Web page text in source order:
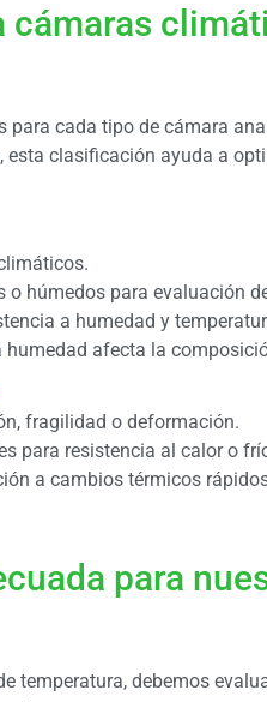
cada tipo de cámara
clasificación ayuda a
húmedos para evaluación
a humedad y
afecta la
fragilidad o deformación.
para resistencia al calor o
a cambios térmicos
para
temperatura, debemos